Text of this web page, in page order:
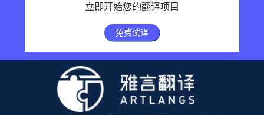
立即开始您的翻译项目
免费试译